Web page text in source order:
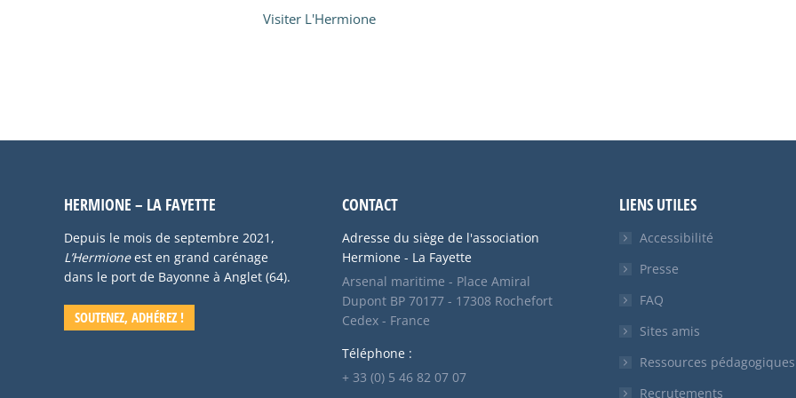
Visiter L'Hermione
HERMIONE – LA FAYETTE
Depuis le mois de septembre 2021,
L’Hermioneest en grand carénage
dans le port de Bayonne à Anglet (64).
SOUTENEZ, ADHÉREZ !
CONTACT
Adresse du siège de l'association
Hermione - La Fayette
Arsenal maritime - Place Amiral
Dupont BP 70177 - 17308 Rochefort
Cedex - France
Téléphone :
+ 33 (0) 5 46 82 07 07
LIENS UTILES
Accessibilité
Presse
FAQ
Sites amis
Ressources pédagogiques
Recrutements